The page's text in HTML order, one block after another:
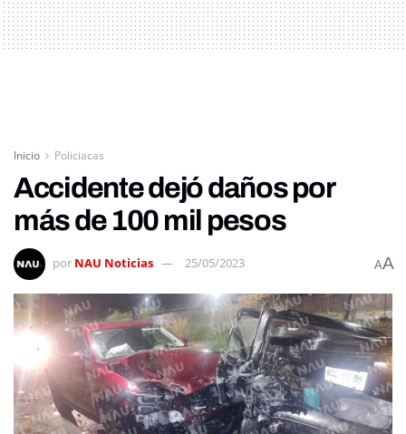
Inicio Policiacas
Accidente dejó daños por
más de 100 mil pesos
por NAU Noticias 25/05/2023 AA